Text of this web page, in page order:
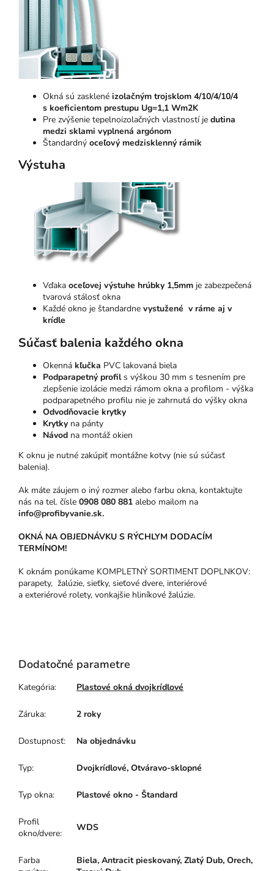
Okná sú zasklené izolačným trojsklom 4/10/4/10/4
s koeficientom prestupu Ug=1,1 Wm2K
Pre zvýšenie tepelnoizolačných vlastností je dutina
medzi sklami vyplnená argónom
Štandardný oceľový medzisklenný rámik
Výstuha
Vďaka oceľovej výstuhe hrúbky 1,5mm je zabezpečená
tvarová stálosť okna
Každé okno je štandardne vystužené v ráme aj v
krídle
Súčasť balenia každého okna
Okenná kľučka PVC lakovaná biela
Podparapetný profils výškou 30 mm s tesnením pre
zlepšenie izolácie medzi rámom okna a profilom - výška
podparapetného profilu nie je zahrnutá do výšky okna
Odvodňovacie krytky
Krytky na pánty
Návod na montáž okien
K oknu je nutné zakúpiť montážne kotvy (nie sú súčasť
balenia).
Ak máte záujem o iný rozmer alebo farbu okna, kontaktujte
nás na tel. čísle 0908 080 881 alebo mailom na
info@profibyvanie.sk.
OKNÁ NA OBJEDNÁVKU S RÝCHLYM DODACÍM
TERMÍNOM!
K oknám ponúkame KOMPLETNÝ SORTIMENT DOPLNKOV:
parapety, žalúzie, sieťky, sieťové dvere, interiérové
a exteriérové rolety, vonkajšie hliníkové žalúzie.
Dodatočné parametre
Kategória: Plastové okná dvojkrídlové
Záruka: 2 roky
Dostupnosť: Na objednávku
Typ: Dvojkrídlové, Otváravo-sklopné
Typ okna: Plastové okno - Štandard
Profil
okno/dvere:
WDS
Farba
Biela, Antracit pieskovaný, Zlatý Dub, Orech,